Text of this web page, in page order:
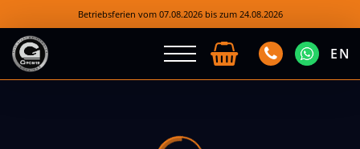
Betriebsferien vom 07.08.2026 bis zum 24.08.2026
EN